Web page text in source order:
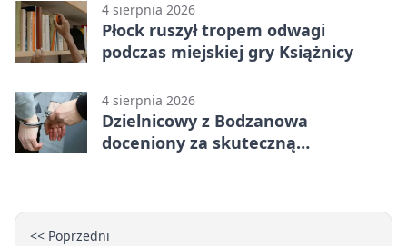
4 sierpnia 2026
Płock ruszył tropem odwagi
podczas miejskiej gry Książnicy
4 sierpnia 2026
Dzielnicowy z Bodzanowa
doceniony za skuteczną
<< Poprzedni